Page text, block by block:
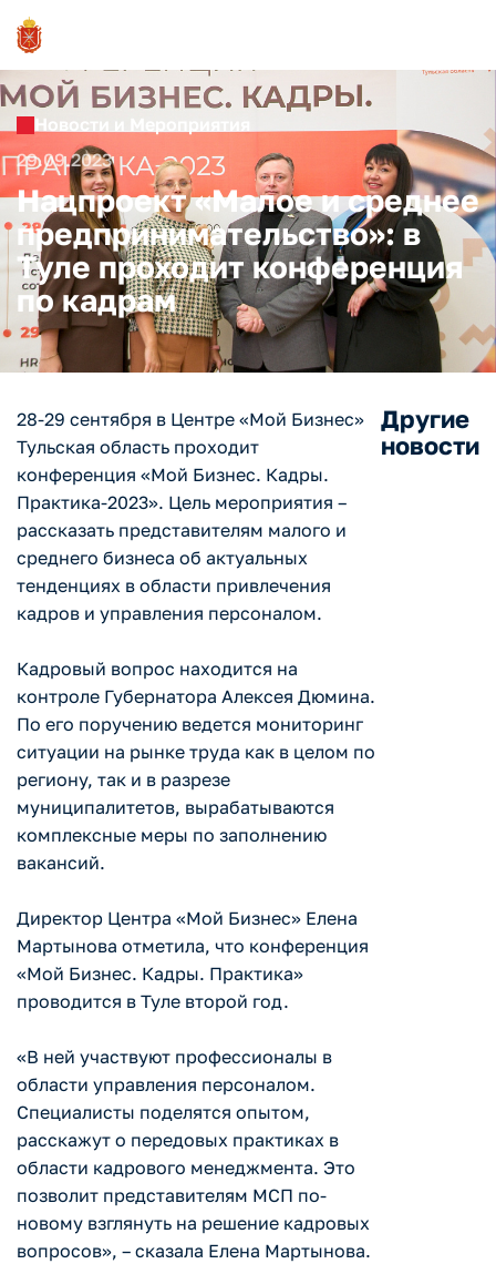
Новости и Мероприятия
29.09.2023
Нацпроект «Малое и среднее
предпринимательство»: в
Туле проходит конференция
по кадрам
28-29 сентября в Центре «Мой Бизнес»
Тульская область проходит
конференция «Мой Бизнес. Кадры.
Практика-2023». Цель мероприятия –
рассказать представителям малого и
среднего бизнеса об актуальных
тенденциях в области привлечения
кадров и управления персоналом.
Кадровый вопрос находится на
контроле Губернатора Алексея Дюмина.
По его поручению ведется мониторинг
ситуации на рынке труда как в целом по
региону, так и в разрезе
муниципалитетов, вырабатываются
комплексные меры по заполнению
вакансий.
Директор Центра «Мой Бизнес» Елена
Мартынова отметила, что конференция
«Мой Бизнес. Кадры. Практика»
проводится в Туле второй год.
«В ней участвуют профессионалы в
области управления персоналом.
Специалисты поделятся опытом,
расскажут о передовых практиках в
области кадрового менеджмента. Это
позволит представителям МСП по-
новому взглянуть на решение кадровых
вопросов», – сказала Елена Мартынова.
Другие
новости